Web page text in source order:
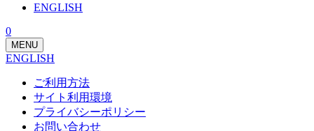
ENGLISH
0
MENU
ENGLISH
ご利用方法
サイト利用環境
プライバシーポリシー
お問い合わせ